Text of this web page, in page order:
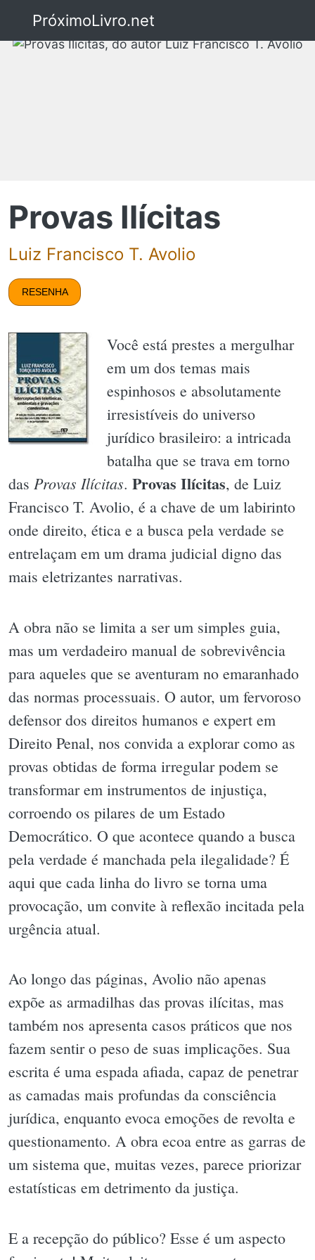
PróximoLivro.net
Provas Ilícitas
Luiz Francisco T. Avolio
RESENHA
Você está prestes a mergulhar
em um dos temas mais
espinhosos e absolutamente
irresistíveis do universo
jurídico brasileiro: a intricada
batalha que se trava em torno
das Provas Ilícitas. Provas Ilícitas, de Luiz
Francisco T. Avolio, é a chave de um labirinto
onde direito, ética e a busca pela verdade se
entrelaçam em um drama judicial digno das
mais eletrizantes narrativas.
A obra não se limita a ser um simples guia,
mas um verdadeiro manual de sobrevivência
para aqueles que se aventuram no emaranhado
das normas processuais. O autor, um fervoroso
defensor dos direitos humanos e expert em
Direito Penal, nos convida a explorar como as
provas obtidas de forma irregular podem se
transformar em instrumentos de injustiça,
corroendo os pilares de um Estado
Democrático. O que acontece quando a busca
pela verdade é manchada pela ilegalidade? É
aqui que cada linha do livro se torna uma
provocação, um convite à reflexão incitada pela
urgência atual.
Ao longo das páginas, Avolio não apenas
expõe as armadilhas das provas ilícitas, mas
também nos apresenta casos práticos que nos
fazem sentir o peso de suas implicações. Sua
escrita é uma espada afiada, capaz de penetrar
as camadas mais profundas da consciência
jurídica, enquanto evoca emoções de revolta e
questionamento. A obra ecoa entre as garras de
um sistema que, muitas vezes, parece priorizar
estatísticas em detrimento da justiça.
E a recepção do público? Esse é um aspecto